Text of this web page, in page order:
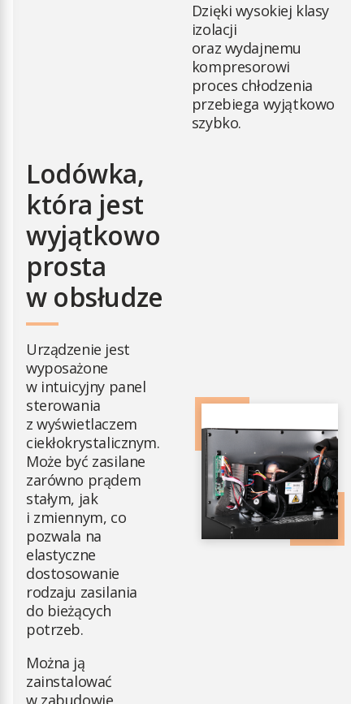
Dzięki wysokiej klasy
izolacji
oraz wydajnemu
kompresorowi
proces chłodzenia
przebiega wyjątkowo
szybko.
Lodówka,
która jest
wyjątkowo
prosta
w obsłudze
Urządzenie jest
wyposażone
w intuicyjny panel
sterowania
z wyświetlaczem
ciekłokrystalicznym.
Może być zasilane
zarówno prądem
stałym, jak
i zmiennym, co
pozwala na
elastyczne
dostosowanie
rodzaju zasilania
do bieżących
potrzeb.
Można ją
zainstalować
w zabudowie